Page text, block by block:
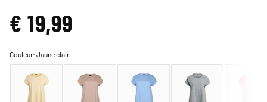
€ 19,99
Couleur:Jaune clair